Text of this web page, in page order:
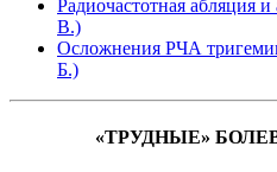
Радиочастотная абляция
В.)
Осложнения РЧА
Б.)
«ТРУДНЫЕ»